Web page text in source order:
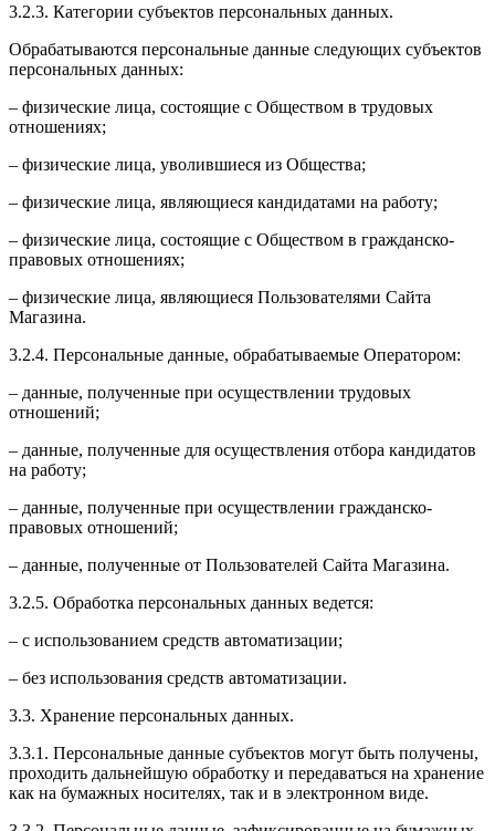
3.2.3. Категории субъектов персональных данных.
Обрабатываются персональные данные следующих субъектов
персональных данных:
– физические лица, состоящие с Обществом в трудовых
отношениях;
– физические лица, уволившиеся из Общества;
– физические лица, являющиеся кандидатами на работу;
– физические лица, состоящие с Обществом в гражданско-
правовых отношениях;
– физические лица, являющиеся Пользователями Сайта
Магазина.
3.2.4. Персональные данные, обрабатываемые Оператором:
– данные, полученные при осуществлении трудовых
отношений;
– данные, полученные для осуществления отбора кандидатов
на работу;
– данные, полученные при осуществлении гражданско-
правовых отношений;
– данные, полученные от Пользователей Сайта Магазина.
3.2.5. Обработка персональных данных ведется:
– с использованием средств автоматизации;
– без использования средств автоматизации.
3.3. Хранение персональных данных.
3.3.1. Персональные данные субъектов могут быть получены,
проходить дальнейшую обработку и передаваться на хранение
как на бумажных носителях, так и в электронном виде.